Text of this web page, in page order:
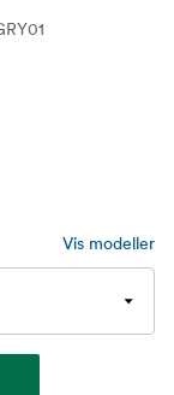
Vis modeller